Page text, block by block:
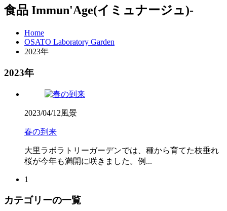
Home
OSATO Laboratory Garden
2023年
2023年
2023/04/12風景
春の到来
大里ラボラトリーガーデンでは、種から育てた枝垂れ
桜が今年も満開に咲きました。例...
1
カテゴリーの一覧